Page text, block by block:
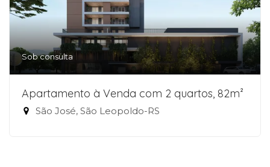
Sob consulta
Apartamento à Venda com 2 quartos, 82m²
São José, São Leopoldo-RS